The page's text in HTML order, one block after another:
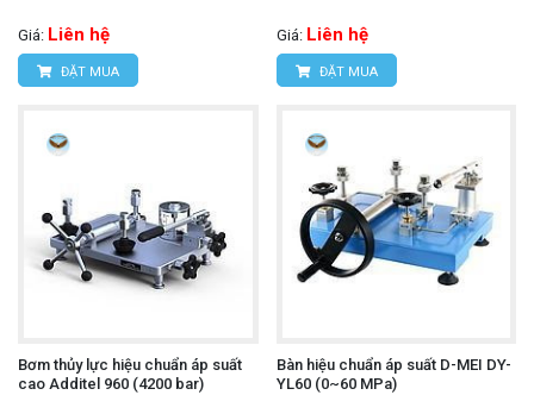
Giá: Liên hệ
ĐẶT MUA
Giá: Liên hệ
ĐẶT MUA
Bơm thủy lực hiệu chuẩn áp suất
cao Additel 960 (4200 bar)
Bàn hiệu chuẩn áp suất D-MEI DY-
YL60 (0~60 MPa)